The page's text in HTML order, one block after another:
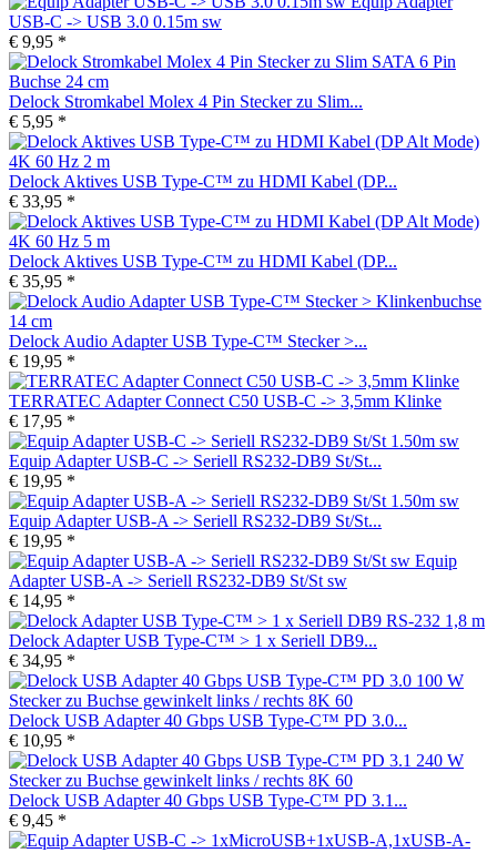
USB-C -> USB 3.0 0.15m sw
€ 9,95 *
Delock Stromkabel Molex 4 Pin Stecker zu Slim...
€ 5,95 *
Delock Aktives USB Type-C™ zu HDMI Kabel (DP...
€ 33,95 *
Delock Aktives USB Type-C™ zu HDMI Kabel (DP...
€ 35,95 *
Delock Audio Adapter USB Type-C™ Stecker >...
€ 19,95 *
TERRATEC Adapter Connect C50 USB-C -> 3,5mm Klinke
€ 17,95 *
Equip Adapter USB-C -> Seriell RS232-DB9 St/St...
€ 19,95 *
Equip Adapter USB-A -> Seriell RS232-DB9 St/St...
€ 19,95 *
Equip
Adapter USB-A -> Seriell RS232-DB9 St/St sw
€ 14,95 *
Delock Adapter USB Type-C™ > 1 x Seriell DB9...
€ 34,95 *
Delock USB Adapter 40 Gbps USB Type-C™ PD 3.0...
€ 10,95 *
Delock USB Adapter 40 Gbps USB Type-C™ PD 3.1...
€ 9,45 *